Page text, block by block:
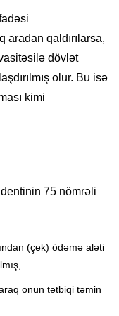
aradan qaldırılarsa,
dövlət
olur. Bu isə
kimi
75 nömrəli
(çek) ödəmə aləti
onun tətbiqi təmin